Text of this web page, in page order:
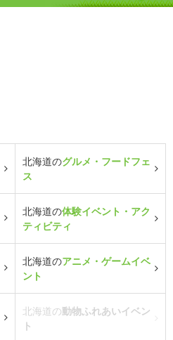
北海道のグルメ・フードフェ
ス
北海道の体験イベント・アク
ティビティ
北海道のアニメ・ゲームイベ
ント
北海道の動物ふれあいイベン
ト